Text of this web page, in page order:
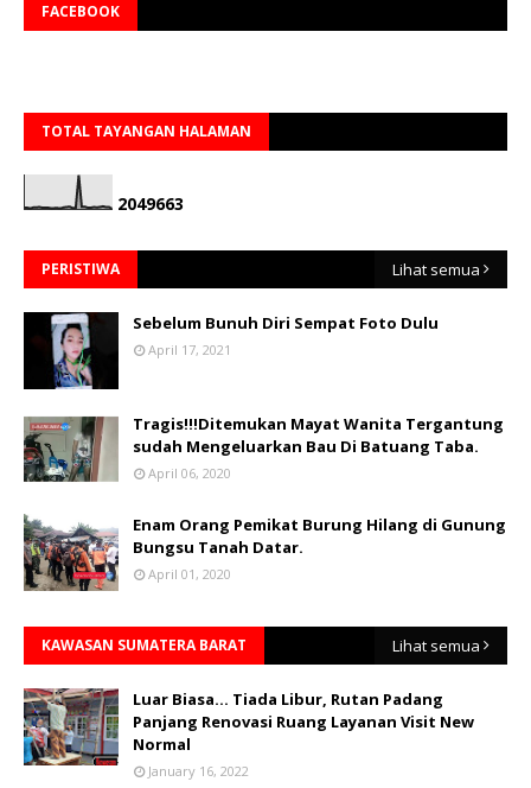
FACEBOOK
TOTAL TAYANGAN HALAMAN
2049663
PERISTIWA Lihat semua
Sebelum Bunuh Diri Sempat Foto Dulu
April 17, 2021
Tragis!!!Ditemukan Mayat Wanita Tergantung
sudah Mengeluarkan Bau Di Batuang Taba.
April 06, 2020
Enam Orang Pemikat Burung Hilang di Gunung
Bungsu Tanah Datar.
April 01, 2020
KAWASAN SUMATERA BARAT Lihat semua
Luar Biasa... Tiada Libur, Rutan Padang
Panjang Renovasi Ruang Layanan Visit New
Normal
January 16, 2022